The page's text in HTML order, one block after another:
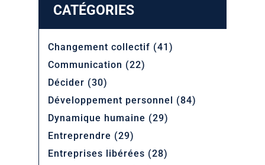
CATÉGORIES
Changement collectif (41)
Communication (22)
Décider (30)
Développement personnel (84)
Dynamique humaine (29)
Entreprendre (29)
Entreprises libérées (28)